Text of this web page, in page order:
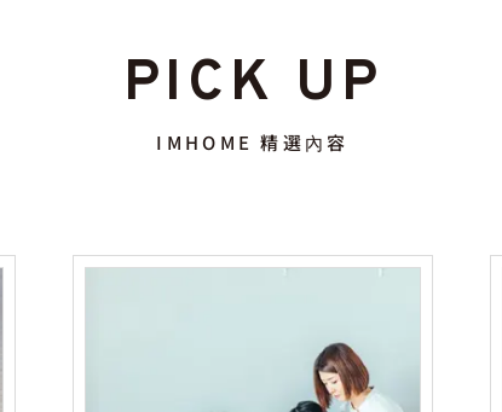
PICK UP
IMHOME 精選內容